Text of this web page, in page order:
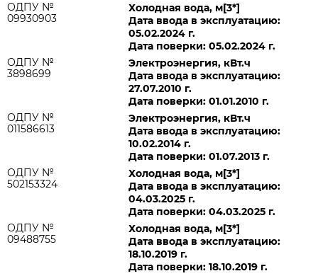
ОДПУ №
09930903
Холодная вода, м[3*]
Дата ввода в эксплуатацию:
05.02.2024 г.
Дата поверки: 05.02.2024 г.
ОДПУ №
3898699
Электроэнергия, кВт.ч
Дата ввода в эксплуатацию:
27.07.2010 г.
Дата поверки: 01.01.2010 г.
ОДПУ №
011586613
Электроэнергия, кВт.ч
Дата ввода в эксплуатацию:
10.02.2014 г.
Дата поверки: 01.07.2013 г.
ОДПУ №
502153324
Холодная вода, м[3*]
Дата ввода в эксплуатацию:
04.03.2025 г.
Дата поверки: 04.03.2025 г.
ОДПУ №
09488755
Холодная вода, м[3*]
Дата ввода в эксплуатацию:
18.10.2019 г.
Дата поверки: 18.10.2019 г.